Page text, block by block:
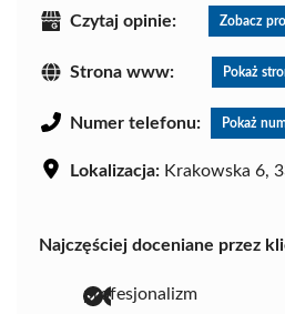
Czytaj opinie: Zobacz
Strona www: Pokaż
Numer telefonu: Pokaż
Lokalizacja: Krakowska 6,
Najczęściej doceniane przez
profesjonalizm